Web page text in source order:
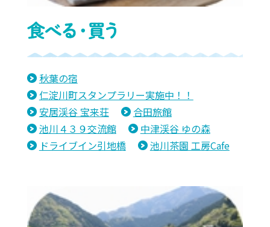
秋葉の宿
仁淀川町スタンプラリー実施中！！
安居渓谷 宝来荘
合田旅館
池川４３９交流館
中津渓谷 ゆの森
ドライブイン引地橋
池川茶園 工房Cafe